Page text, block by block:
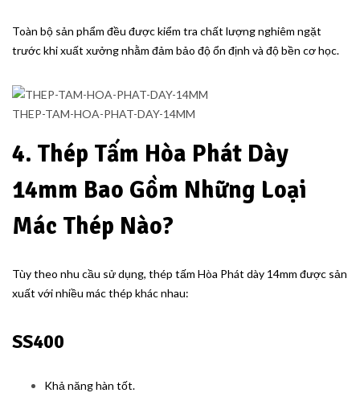
Toàn bộ sản phẩm đều được kiểm tra chất lượng nghiêm ngặt
trước khi xuất xưởng nhằm đảm bảo độ ổn định và độ bền cơ học.
THEP-TAM-HOA-PHAT-DAY-14MM
4. Thép Tấm Hòa Phát Dày
14mm Bao Gồm Những Loại
Mác Thép Nào?
Tùy theo nhu cầu sử dụng, thép tấm Hòa Phát dày 14mm được sản
xuất với nhiều mác thép khác nhau:
SS400
Khả năng hàn tốt.